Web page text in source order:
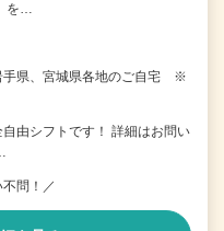
を…
手県、宮城県各地のご自宅 ※
由シフトです！ 詳細はお問い
問！／